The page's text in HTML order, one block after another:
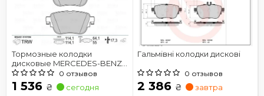
Тормозные колодки
дисковые MERCEDES-BENZ
E-Class (A,C 238)/(W,S213) "R
"16>>
0 отзывов
1 536 ₴ сегодня
Гальмівні колодки дискові
0 отзывов
2 386 ₴ завтра